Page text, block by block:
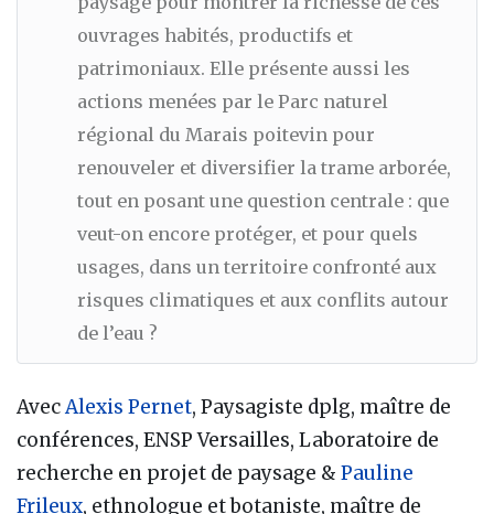
ouvrages habités, productifs et
patrimoniaux. Elle présente aussi les
actions menées par le Parc naturel
régional du Marais poitevin pour
renouveler et diversifier la trame arborée,
tout en posant une question centrale : que
veut-on encore protéger, et pour quels
usages, dans un territoire confronté aux
risques climatiques et aux conflits autour
de l’eau ?
AvecAlexis Pernet, Paysagiste dplg, maître de
conférences, ENSP Versailles, Laboratoire de
recherche en projet de paysage & Pauline
Frileux, ethnologue et botaniste, maître de